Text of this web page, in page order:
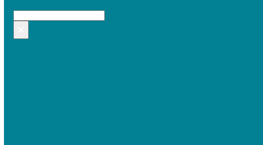
Pesquisar